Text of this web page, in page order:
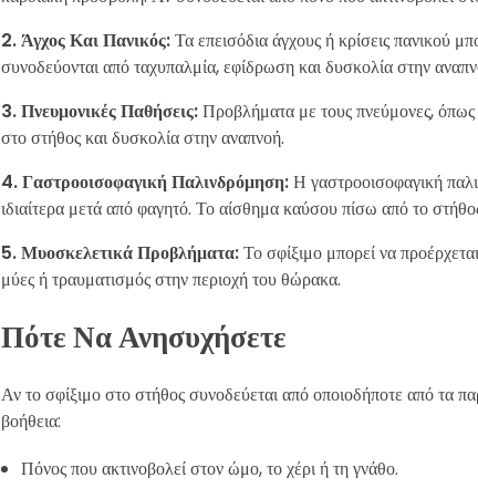
2. Άγχος Και Πανικός:Τα επεισόδια άγχους ή κρίσεις πανικού
συνοδεύονται από ταχυπαλμία, εφίδρωση και δυσκολία στην
3. Πνευμονικές Παθήσεις:Προβλήματα με τους πνεύμονες,
στο στήθος και δυσκολία στην αναπνοή.
4. Γαστροοισοφαγική Παλινδρόμηση:Η γαστροοισοφαγική
ιδιαίτερα μετά από φαγητό. Το αίσθημα καύσου πίσω από το
5. Μυοσκελετικά Προβλήματα:Το σφίξιμο μπορεί να
μύες ή τραυματισμός στην περιοχή του θώρακα.
Πότε Να Ανησυχήσετε
Αν το σφίξιμο στο στήθος συνοδεύεται από οποιοδήποτε από τα
βοήθεια:
Πόνος που ακτινοβολεί στον ώμο, το χέρι ή τη γνάθο.